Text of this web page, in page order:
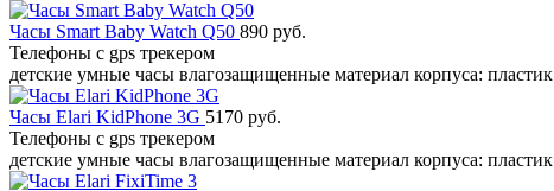
Часы Smart Baby Watch Q50 890 руб.
Телефоны с gps трекером
детские умные часы влагозащищенные материал корпуса: пластик
Часы Elari KidPhone 3G 5170 руб.
Телефоны с gps трекером
детские умные часы влагозащищенные материал корпуса: пластик